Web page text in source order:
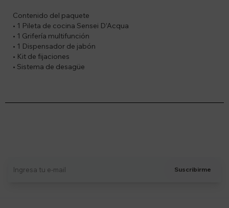
Contenido del paquete
• 1 Pileta de cocina Sensei D’Acqua
• 1 Grifería multifunción
• 1 Dispensador de jabón
• Kit de fijaciones
• Sistema de desagüe
Suscribirme